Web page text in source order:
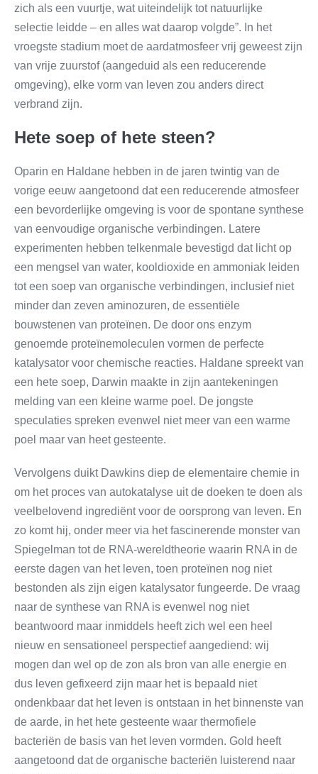
zich als een vuurtje, wat uiteindelijk tot natuurlijke
selectie leidde – en alles wat daarop volgde”. In het
vroegste stadium moet de aardatmosfeer vrij geweest zijn
van vrije zuurstof (aangeduid als een reducerende
omgeving), elke vorm van leven zou anders direct
verbrand zijn.
Hete soep of hete steen?
Oparin en Haldane hebben in de jaren twintig van de
vorige eeuw aangetoond dat een reducerende atmosfeer
een bevorderlijke omgeving is voor de spontane synthese
van eenvoudige organische verbindingen. Latere
experimenten hebben telkenmale bevestigd dat licht op
een mengsel van water, kooldioxide en ammoniak leiden
tot een soep van organische verbindingen, inclusief niet
minder dan zeven aminozuren, de essentiële
bouwstenen van proteïnen. De door ons enzym
genoemde proteïnemoleculen vormen de perfecte
katalysator voor chemische reacties. Haldane spreekt van
een hete soep, Darwin maakte in zijn aantekeningen
melding van een kleine warme poel. De jongste
speculaties spreken evenwel niet meer van een warme
poel maar van heet gesteente.
Vervolgens duikt Dawkins diep de elementaire chemie in
om het proces van autokatalyse uit de doeken te doen als
veelbelovend ingrediënt voor de oorsprong van leven. En
zo komt hij, onder meer via het fascinerende monster van
Spiegelman tot de RNA-wereldtheorie waarin RNA in de
eerste dagen van het leven, toen proteïnen nog niet
bestonden als zijn eigen katalysator fungeerde. De vraag
naar de synthese van RNA is evenwel nog niet
beantwoord maar inmiddels heeft zich wel een heel
nieuw en sensationeel perspectief aangediend: wij
mogen dan wel op de zon als bron van alle energie en
dus leven gefixeerd zijn maar het is bepaald niet
ondenkbaar dat het leven is ontstaan in het binnenste van
de aarde, in het hete gesteente waar thermofiele
bacteriën de basis van het leven vormden. Gold heeft
aangetoond dat de organische bacteriën luisterend naar